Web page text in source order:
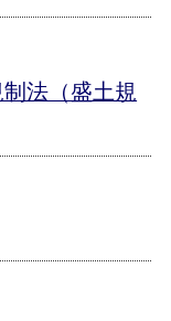
法（盛土規